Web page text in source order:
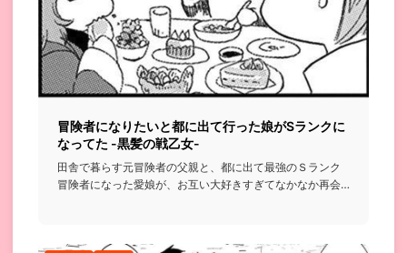
冒険者になりたいと都に出て行った娘がSランクに
なってた -黒髪の戦乙女-
田舎で暮らす元冒険者の父親と、都に出て最強のＳランク
冒険者になった愛娘が、お互い大好きすぎてなかなか再会